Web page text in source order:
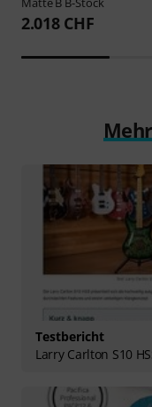
2.018 CHF
Testbericht
Larry Carlton S10